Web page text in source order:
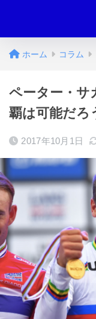
ホーム コラム
ペーター・サ
覇は可能だろ
2017年10月1日